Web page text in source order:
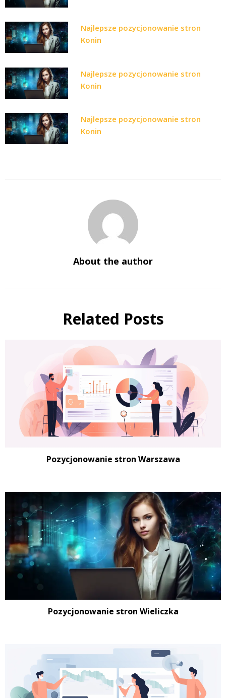
Najlepsze pozycjonowanie stron
Konin
Najlepsze pozycjonowanie stron
Konin
Najlepsze pozycjonowanie stron
Konin
About the author
Related Posts
Pozycjonowanie stron Warszawa
Pozycjonowanie stron Wieliczka